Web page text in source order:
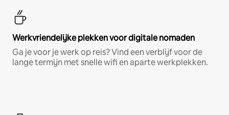
Werkvriendelijke plekken voor digitale nomaden
Ga je voor je werk op reis? Vind een verblijf voor de
lange termijn met snelle wifi en aparte werkplekken.